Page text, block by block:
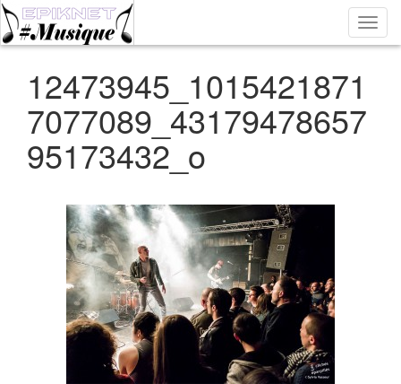
la
12473945_1015421871
7077089_43179478657
95173432_o